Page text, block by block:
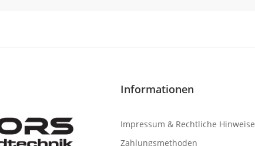
Informationen
Impressum & Rechtliche Hinweise
Zahlungsmethoden